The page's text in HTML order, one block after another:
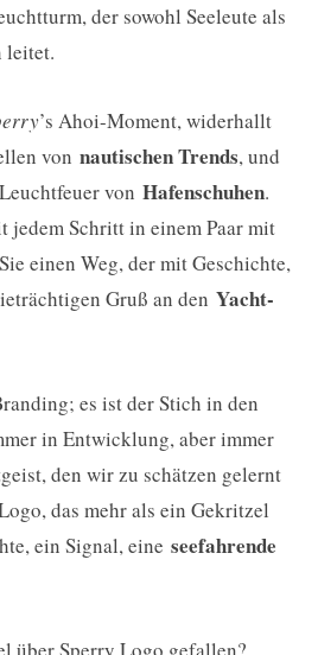
der sowohl Seeleute als
leitet.
’s Ahoi-Moment, widerhallt
von nautischen Trends, und
von Hafenschuhen.
jedem Schritt in einem Paar mit
einen Weg, der mit Geschichte,
Gruß an den Yacht-
es ist der Stich in den
in Entwicklung, aber immer
den wir zu schätzen gelernt
das mehr als ein Gekritzel
ein Signal, eine seefahrende
über Sperry Logo gefallen?